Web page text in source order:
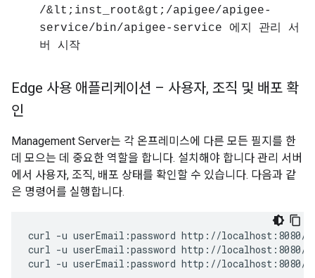
/&lt;inst_root&gt;/apigee/apigee-
service/bin/apigee-service 에지 관리 서
버 시작
Edge 사용 애플리케이션 – 사용자, 조직 및 배포 확
인
Management Server는 각 온프레미스에 다른 모든 필지를 한
데 모으는 데 중요한 역할을 합니다. 설치해야 합니다 관리 서버
에서 사용자, 조직, 배포 상태를 확인할 수 있습니다. 다음과 같
은 명령어를 실행합니다.
curl -u userEmail:password http://localhost:8080/
curl -u userEmail:password http://localhost:8080/
curl -u userEmail:password http://localhost:8080/